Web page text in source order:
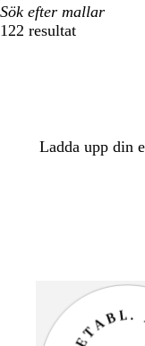
Sök efter mallar
122 resultat
Filter
Ladda upp din